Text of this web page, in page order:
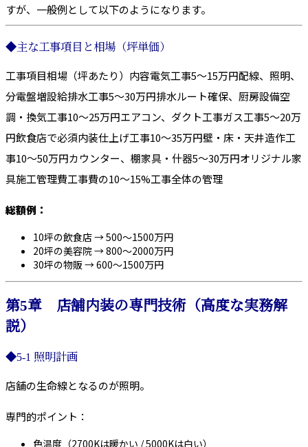
すが、一般例として以下のようになります。
◆主な工事項目と相場（坪単価）
工事項目相場（坪あたり）内容電気工事5〜15万円配線、照明、
分電盤増設給排水工事5〜30万円排水ルート確保、厨房設備空
調・換気工事10〜25万円エアコン、ダクト工事ガス工事5〜20万
円飲食店で必須内装仕上げ工事10〜35万円壁・床・天井造作工
事10〜50万円カウンター、棚家具・什器5〜30万円オリジナル家
具施工管理費工事費の10〜15%工事全体の管理
総額例：
10坪の飲食店 → 500〜1500万円
20坪の美容院 → 800〜2000万円
30坪の物販 → 600〜1500万円
第5章 店舗内装の専門技術（高度な実務解
説）
◆5-1 照明計画
店舗の生命線となるのが照明。
専門的ポイント：
色温度（2700Kは暖かい / 5000Kは白い）